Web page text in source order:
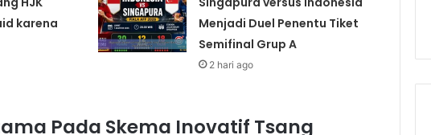
karena
Menjadi Duel Penentu Tiket
Semifinal Grup A
2 hari ago
Pada Skema Inovatif Tsang